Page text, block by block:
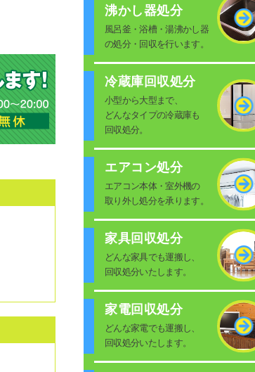
沸かし器処分
風呂釜・浴槽・湯沸かし器
の処分・回収を行います。
冷蔵庫回収処分
小型から大型まで、
どんなタイプの冷蔵庫も
回収処分。
エアコン処分
エアコン本体・室外機の
取り外し処分を承ります。
家具回収処分
どんな家具でも運搬し、
回収処分いたします。
家電回収処分
どんな家電でも運搬し、
回収処分いたします。